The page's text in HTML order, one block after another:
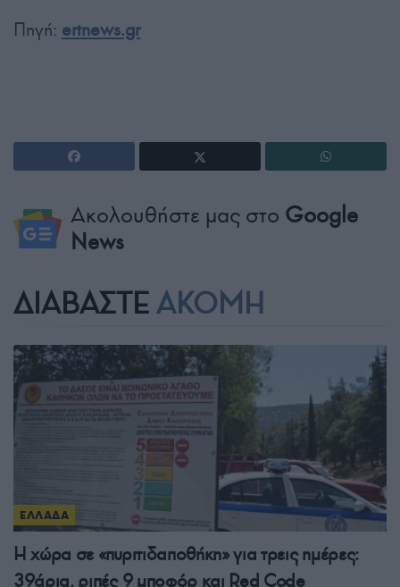
Πηγή: ertnews.gr
Ακολουθήστε μας στο Google
News
ΔΙΑΒΑΣΤΕ ΑΚΟΜΗ
ΕΛΛΑΔΑ
Η χώρα σε «πυριτιδαποθήκη» για τρεις ημέρες:
39άρια, ριπές 9 μποφόρ και Red Code